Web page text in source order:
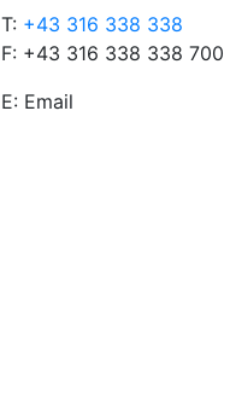
T: +43 316 338 338
F: +43 316 338 338 700
E: Email